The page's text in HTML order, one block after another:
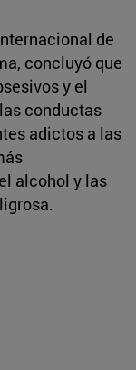
de
concluyó que
y el
conductas
adictos a las
alcohol y las